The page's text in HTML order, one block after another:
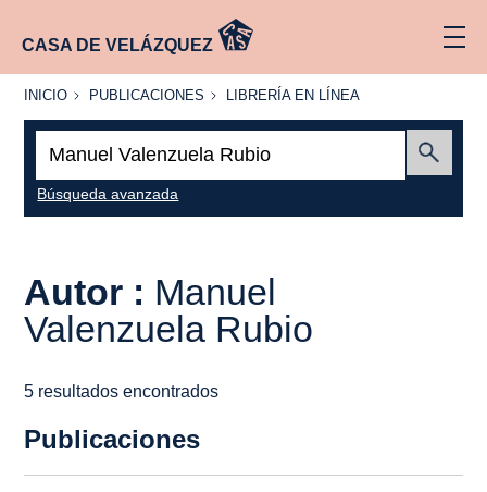
CASA DE VELÁZQUEZ
INICIO
INICIO PUBLICACIONES
PUBLICACIONES
LIBRERÍA
LÍNEA
LIBRERÍA EN LÍNEA
Búsqueda avanzada
Autor : Manuel
Valenzuela Rubio
5 resultados encontrados
Publicaciones